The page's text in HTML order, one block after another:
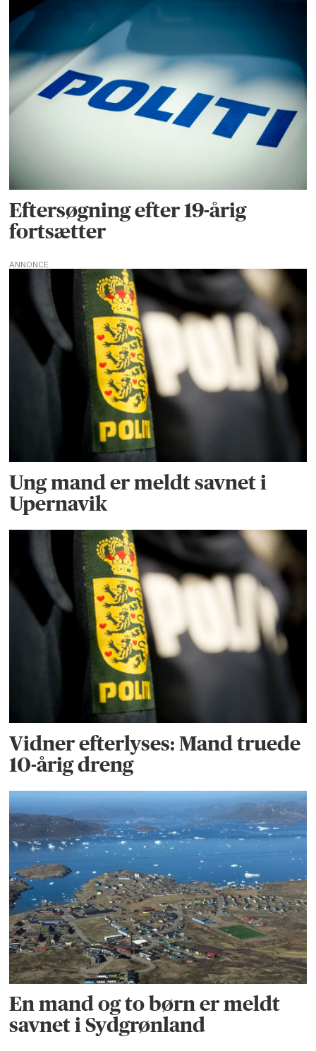
Eftersøgning efter 19-årig
fortsætter
ANNONCE
Ung mand er meldt savnet i
Upernavik
Vidner efterlyses: Mand truede
10-årig dreng
En mand og to børn er meldt
savnet i Sydgrønland